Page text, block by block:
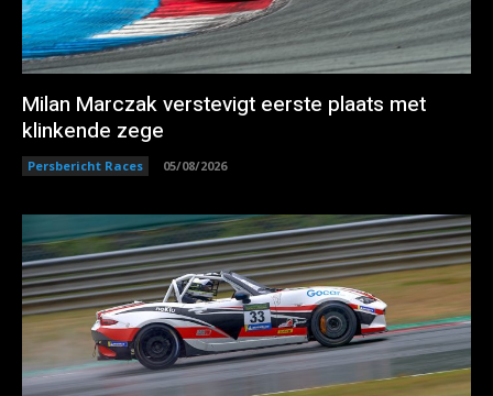
Milan Marczak verstevigt eerste plaats met
klinkende zege
Persbericht Races 05/08/2026